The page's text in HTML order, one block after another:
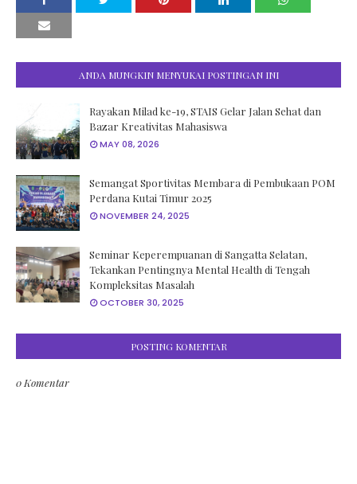
ANDA MUNGKIN MENYUKAI POSTINGAN INI
Rayakan Milad ke-19, STAIS Gelar Jalan Sehat dan
Bazar Kreativitas Mahasiswa
MAY 08, 2026
Semangat Sportivitas Membara di Pembukaan POM
Perdana Kutai Timur 2025
NOVEMBER 24, 2025
Seminar Keperempuanan di Sangatta Selatan,
Tekankan Pentingnya Mental Health di Tengah
Kompleksitas Masalah
OCTOBER 30, 2025
POSTING KOMENTAR
0 Komentar